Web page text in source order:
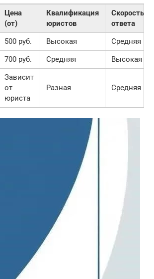
Цена
(от)
Квалификация
юристов
Скорость
ответа
500 руб. Высокая
Средняя
700 руб. Средняя Высокая
Зависит
от
юриста
Разная Средняя